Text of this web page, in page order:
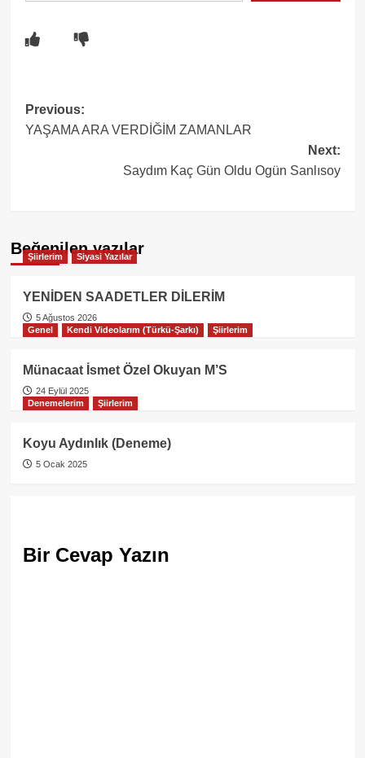
Post
navigation
Previous:
YAŞAMA ARA VERDİĞİM ZAMANLAR
Next:
Saydım Kaç Gün Oldu Ogün Sanlısoy
Beğenilen yazılar
Şiirlerim Siyasi Yazılar
YENİDEN SAADETLER DİLERİM
5 Ağustos 2026
Genel
Kendi Videolarım (Türkü-Şarkı) Şiirlerim
Münacaat İsmet Özel Okuyan M’S
24 Eylül 2025
Denemelerim
Şiirlerim
Koyu Aydınlık (Deneme)
5 Ocak 2025
Bir Cevap Yazın